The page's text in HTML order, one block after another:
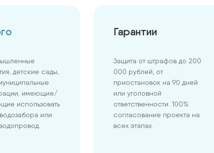
детские сады,
имеющие/
использовать
или
Гарантии
Защита от штрафов до 200
000 рублей, от
приостановок на 90 дней
или уголовной
ответственности. 100%
согласование проекта на
всех этапах.